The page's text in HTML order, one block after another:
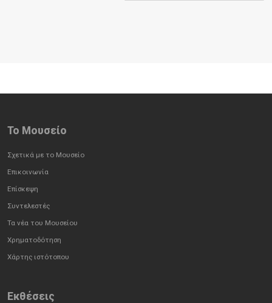
Το Mουσείο
Σχετικά με το Μουσείο
Επικοινωνία
Επίσκεψη
Συντελεστές
Τα νέα του Μουσείου
Χρηματοδότηση
Χάρτης ιστότοπου
Εκθέσεις